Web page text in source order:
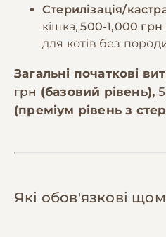
Стерилізація/
кішка,500-1,000 грн
для котів без
Загальні початкові
грн (базовий рівень),
(преміум рівень з
Які обов'язкові